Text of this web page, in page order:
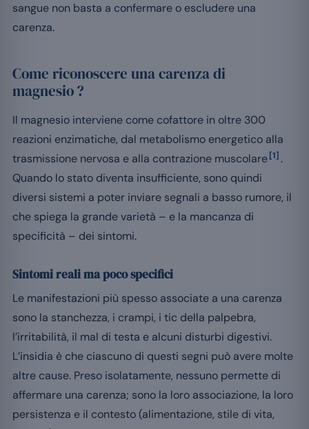
sangue non basta a confermare o escludere una
carenza.
Come riconoscere una carenza di
magnesio ?
Il magnesio interviene come cofattore in oltre 300
reazioni enzimatiche, dal metabolismo energetico alla
trasmissione nervosa e alla contrazione muscolare[1] .
Quando lo stato diventa insufficiente, sono quindi
diversi sistemi a poter inviare segnali a basso rumore, il
che spiega la grande varietà – e la mancanza di
specificità – dei sintomi.
Sintomi reali ma poco specifici
Le manifestazioni più spesso associate a una carenza
sono la stanchezza, i crampi, i tic della palpebra,
l’irritabilità, il mal di testa e alcuni disturbi digestivi.
L’insidia è che ciascuno di questi segni può avere molte
altre cause. Preso isolatamente, nessuno permette di
affermare una carenza; sono la loro associazione, la loro
persistenza e il contesto (alimentazione, stile di vita,